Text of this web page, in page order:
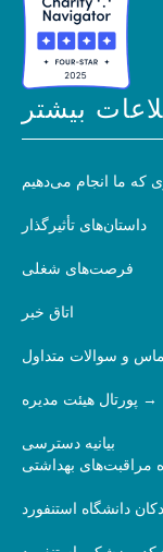
بیشتر
که ما انجام می‌دهیم
داستان‌های تأثیرگذار
فرصت‌های شغلی
اتاق خبر
و سوالات متداول
پورتال هیئت مدیره
بیانیه دسترسی
مراقبت‌های بهداشتی
دانشگاه استنفورد